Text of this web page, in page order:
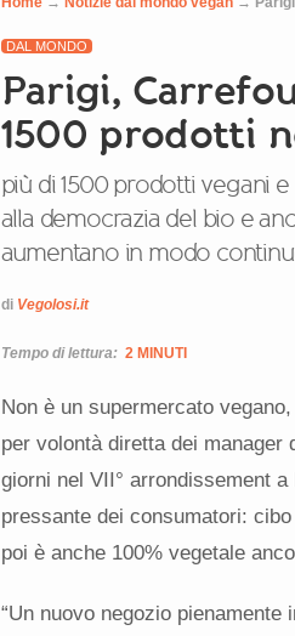
DAL MONDO
Parigi,
1500 prodotti
più di 1500 prodotti vegani
alla democrazia del bio e
aumentano in modo
di Vegolosi.it
Tempo di lettura: 2 MINUTI
Non è un supermercato
per volontà diretta dei manager
giorni nel VII° arrondissement
pressante dei consumatori:
poi è anche 100% vegetale
“Un nuovo negozio pienamente